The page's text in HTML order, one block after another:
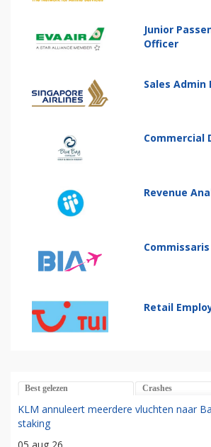
Junior
Officer
Sales Admin
Commercial
Revenue
Commissaris
Retail
Best gelezen Crashes
KLM annuleert meerdere vluchten naar
staking